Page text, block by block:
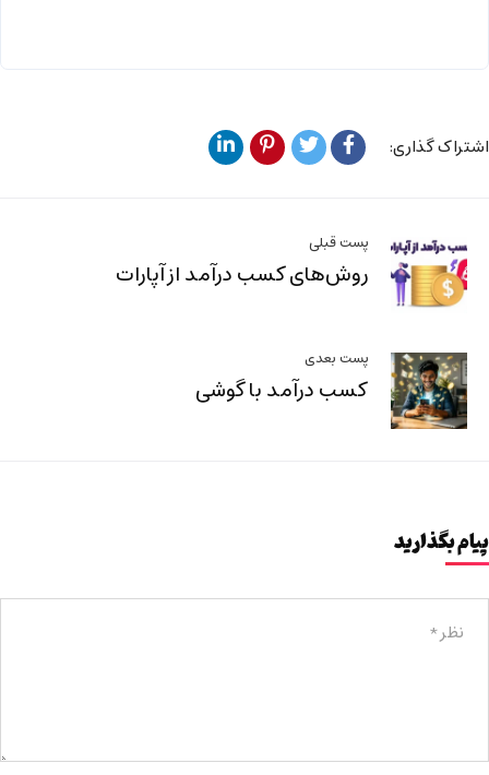
اشتراک گذاری:
پست قبلی
روش‌های کسب درآمد از آپارات
پست بعدی
کسب درآمد با گوشی
پیام بگذارید